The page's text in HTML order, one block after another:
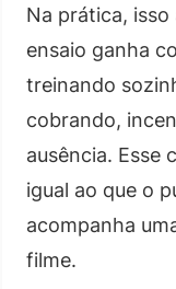
Na prática,
ensaio ganha
treinando
cobrando,
ausência. Esse
igual ao que o
acompanha
filme.